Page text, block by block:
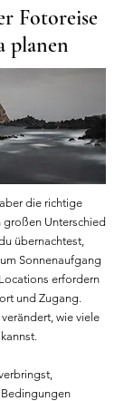
Fotoreise
planen
die richtige
Unterschied
übernachtest,
Sonnenaufgang
erfordern
und Zugang.
wie viele